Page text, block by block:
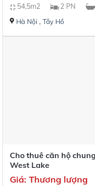
54,5m2 2 PN
Hà Nội, Tây Hồ
Cho thuê căn hộ
West Lake
Giá: Thương lượng